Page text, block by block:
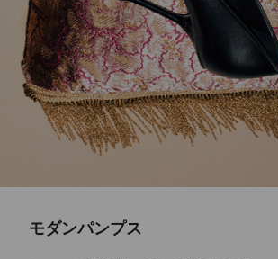
モダンパンプス